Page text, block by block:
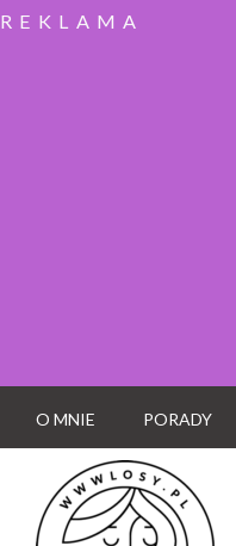
REKLAMA
O MNIE PORADY